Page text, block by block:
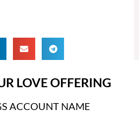
LOVE OFFERING
ACCOUNT NAME